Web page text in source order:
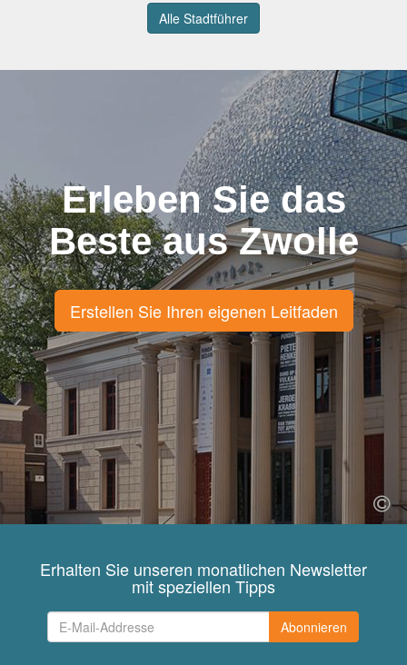
Alle Stadtführer
Erleben Sie das
Beste aus Zwolle
Erstellen Sie Ihren eigenen Leitfaden
Erhalten Sie unseren monatlichen Newsletter
mit speziellen Tipps
Abonnieren